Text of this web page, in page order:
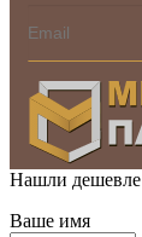
Нашли дешевле
Ваше имя